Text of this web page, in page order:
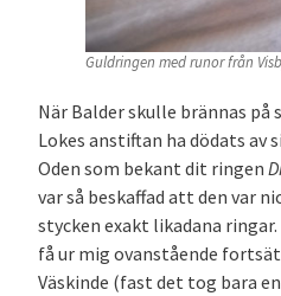
Guldringen med runor från
När Balder skulle brännas
Lokes anstiftan ha dödats av
Oden som bekant dit ringen
var så beskaffad att den var
stycken exakt likadana
få ur mig ovanstående
Väskinde (fast det tog bara